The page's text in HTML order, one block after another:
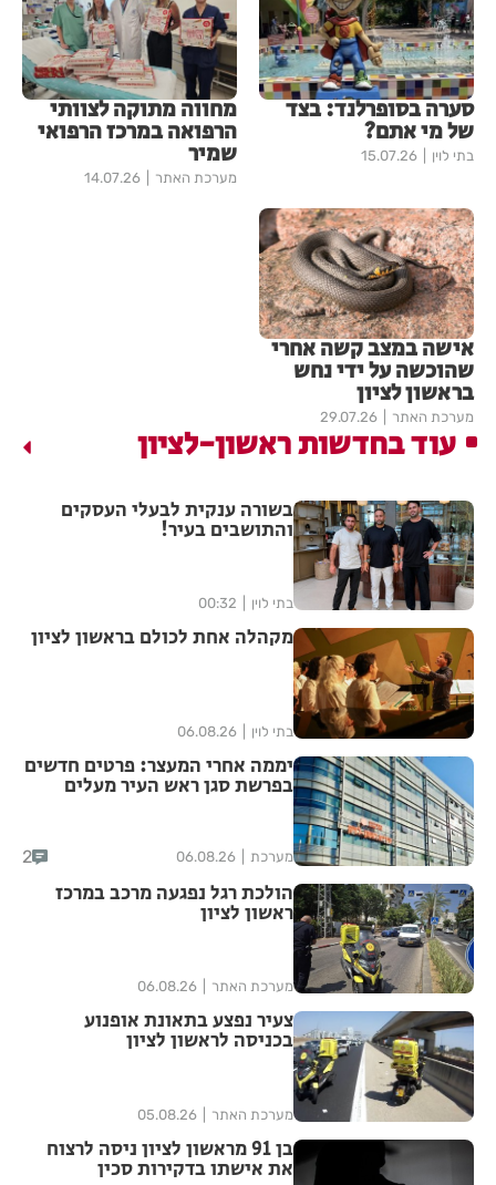
סערה בסופרלנד: בצד
של מי אתם?
בתי לוין 15.07.26
מחווה מתוקה לצוותי
הרפואה במרכז הרפואי
שמיר
מערכת האתר 14.07.26
אישה במצב קשה אחרי
שהוכשה על ידי נחש
בראשון לציון
מערכת האתר 29.07.26
עוד בחדשות ראשון-לציון
בשורה ענקית לבעלי העסקים
והתושבים בעיר!
בתי לוין 00:32
מקהלה אחת לכולם בראשון לציון
בתי לוין 06.08.26
יממה אחרי המעצר: פרטים חדשים
בפרשת סגן ראש העיר מעלים
מערכת 06.08.26
2
הולכת רגל נפגעה מרכב במרכז
ראשון לציון
מערכת האתר 06.08.26
צעיר נפצע בתאונת אופנוע
בכניסה לראשון לציון
מערכת האתר 05.08.26
בן 91 מראשון לציון ניסה לרצוח
את אישתו בדקירות סכין